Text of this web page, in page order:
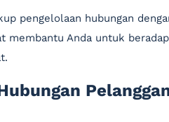
pengelolaan hubungan
membantu Anda untuk